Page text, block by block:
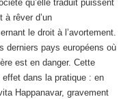
qu’elle traduit puissent
à rêver d’un
le droit à l’avortement.
derniers pays européens où
est en danger. Cette
effet dans la pratique : en
Happanavar, gravement